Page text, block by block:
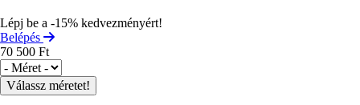
Lépj be a -15% kedvezményért!
Belépés
70 500 Ft
Méret